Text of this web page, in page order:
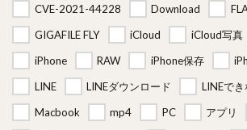
CVE-2021-44228
Download
GIGAFILE FLY
iCloud iCloud写真
iPhone
RAW iPhone保存
LINE
LINEダウンロード LINEで
Macbook
mp4 PC アプリ